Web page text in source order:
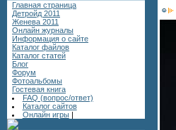
Главная страница
Детройд 2011
Женева 2011
Онлайн журналы
Информация о сайте
Каталог файлов
Каталог статей
Блог
Форум
Фотоальбомы
Гостевая книга
FAQ (вопрос/ответ)
Каталог сайтов
Онлайн игры |